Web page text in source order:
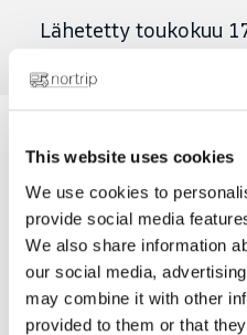
This website uses cookies
We use cookies to
provide social media
We also share information
our social media,
may combine it with other
provided to them or that
Lähetetty toukokuu
Sørlandssendinga